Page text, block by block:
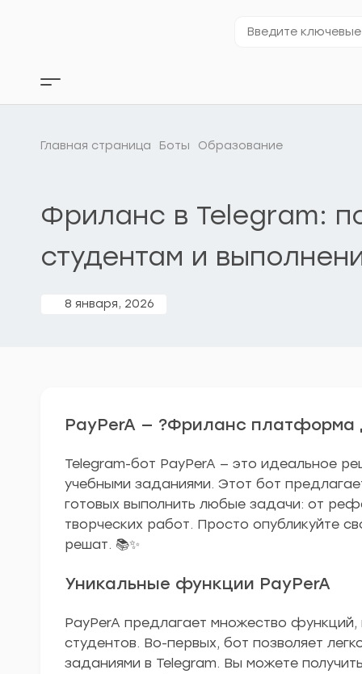
ключевые
Кнопка
бокового
Главная страница Боты Образование
Фриланс в Telegram:
студентам и
8 января, 2026
PayPerA — ?Фриланс платформа
Telegram-бот PayPerA — это идеальное
учебными заданиями. Этот бот
готовых выполнить любые задачи: от
творческих работ. Просто опубликуйте
решат. 📚✨
Уникальные функции PayPerA
PayPerA предлагает множество
студентов. Во-первых, бот позволяет
заданиями в Telegram. Вы можете